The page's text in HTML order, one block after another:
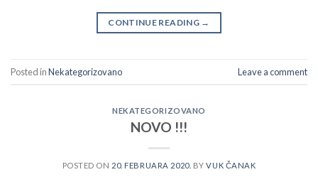
CONTINUE READING →
Posted inNekategorizovano Leave a comment
NEKATEGORIZOVANO
NOVO !!!
POSTED ON 20. FEBRUARA 2020. BYVUK ČANAK